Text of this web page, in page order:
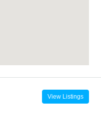
View Listings